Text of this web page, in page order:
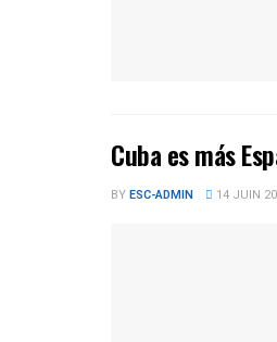
Cuba es más
BYESC-ADMIN 14 JUIN